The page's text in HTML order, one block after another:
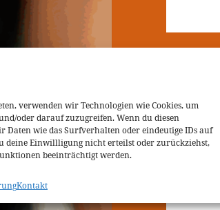
verwenden wir Technologien wie Cookies, um
oder darauf zuzugreifen. Wenn du diesen
Daten wie das Surfverhalten oder eindeutige IDs auf
deine Einwillligung nicht erteilst oder zurückziehst,
beeinträchtigt werden.
Kontakt